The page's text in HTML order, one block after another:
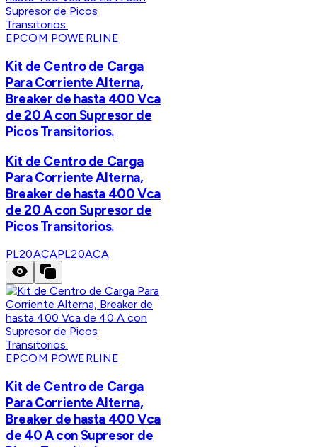
EPCOM POWERLINE
Kit de Centro de Carga
Para Corriente Alterna,
Breaker de hasta 400 Vca
de 20 A con Supresor de
Picos Transitorios.
Kit de Centro de Carga
Para Corriente Alterna,
Breaker de hasta 400 Vca
de 20 A con Supresor de
Picos Transitorios.
PL20ACAPL20ACA
EPCOM POWERLINE
Kit de Centro de Carga
Para Corriente Alterna,
Breaker de hasta 400 Vca
de 40 A con Supresor de